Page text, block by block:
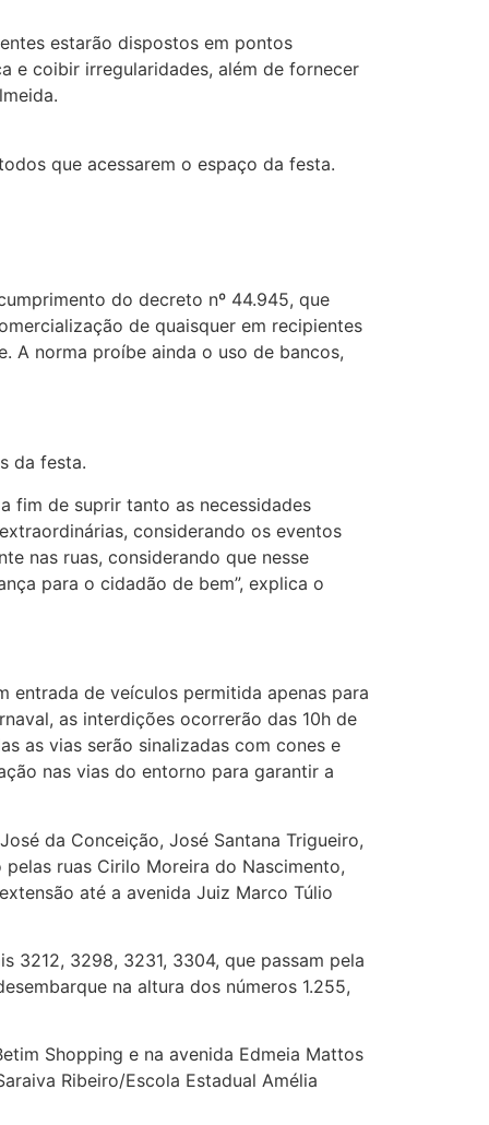
estarão dispostos em pontos
e coibir irregularidades, além de fornecer
que acessarem o espaço da festa.
do decreto nº 44.945, que
de quaisquer em recipientes
A norma proíbe ainda o uso de bancos,
da festa.
fim de suprir tanto as necessidades
considerando os eventos
nas ruas, considerando que nesse
para o cidadão de bem”, explica o
entrada de veículos permitida apenas para
as interdições ocorrerão das 10h de
as vias serão sinalizadas com cones e
nas vias do entorno para garantir a
da Conceição, José Santana Trigueiro,
ruas Cirilo Moreira do Nascimento,
até a avenida Juiz Marco Túlio
3212, 3298, 3231, 3304, que passam pela
na altura dos números 1.255,
Shopping e na avenida Edmeia Mattos
Ribeiro/Escola Estadual Amélia